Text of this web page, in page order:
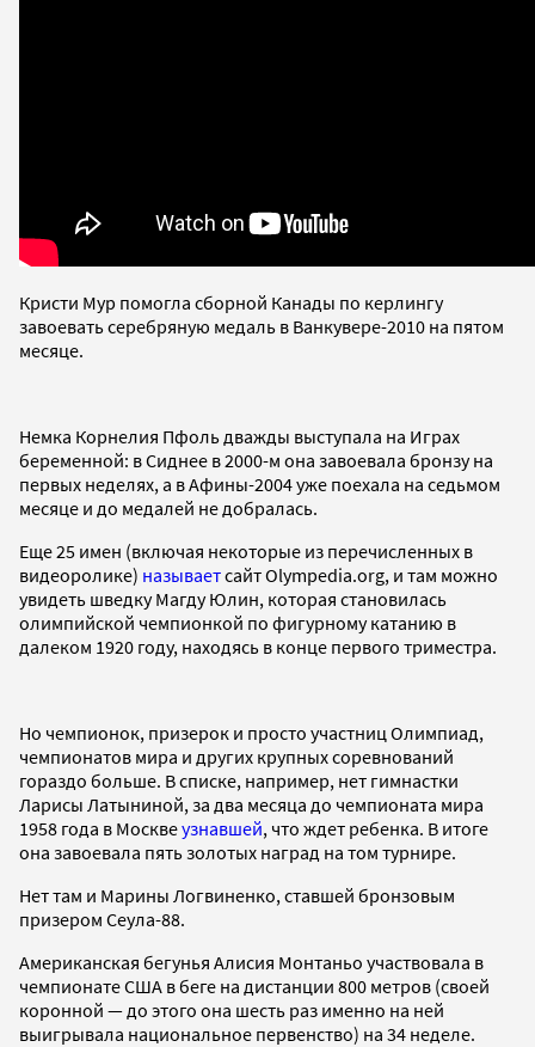
Кристи Мур помогла сборной Канады по керлингу
завоевать серебряную медаль в Ванкувере-2010 на пятом
месяце.
Немка Корнелия Пфоль дважды выступала на Играх
беременной: в Сиднее в 2000-м она завоевала бронзу на
первых неделях, а в Афины-2004 уже поехала на седьмом
месяце и до медалей не добралась.
Еще 25 имен (включая некоторые из перечисленных в
видеоролике) называетсайт Olympedia.org, и там можно
увидеть шведку Магду Юлин, которая становилась
олимпийской чемпионкой по фигурному катанию в
далеком 1920 году, находясь в конце первого триместра.
Но чемпионок, призерок и просто участниц Олимпиад,
чемпионатов мира и других крупных соревнований
гораздо больше. В списке, например, нет гимнастки
Ларисы Латыниной, за два месяца до чемпионата мира
1958 года в Москвеузнавшей, что ждет ребенка. В итоге
она завоевала пять золотых наград на том турнире.
Нет там и Марины Логвиненко, ставшей бронзовым
призером Сеула-88.
Американская бегунья Алисия Монтаньо участвовала в
чемпионате США в беге на дистанции 800 метров (своей
коронной — до этого она шесть раз именно на ней
выигрывала национальное первенство) на 34 неделе.